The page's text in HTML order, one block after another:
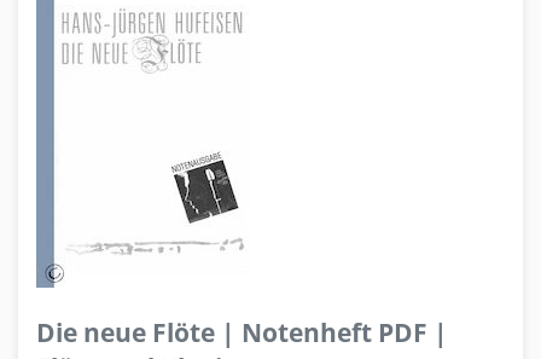
Die neue Flöte | Notenheft PDF |